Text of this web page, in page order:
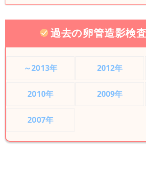
過去の卵管造影検
～2013年 2012年
2010年 2009年
2007年